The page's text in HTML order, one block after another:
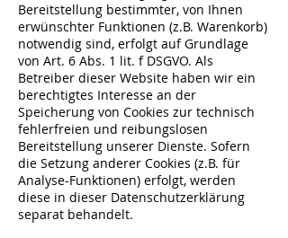
Bereitstellung bestimmter, von Ihnen
erwünschter Funktionen (z.B. Warenkorb)
notwendig sind, erfolgt auf Grundlage
von Art. 6 Abs. 1 lit. f DSGVO. Als
Betreiber dieser Website haben wir ein
berechtigtes Interesse an der
Speicherung von Cookies zur technisch
fehlerfreien und reibungslosen
Bereitstellung unserer Dienste. Sofern
die Setzung anderer Cookies (z.B. für
Analyse-Funktionen) erfolgt, werden
diese in dieser Datenschutzerklärung
separat behandelt.